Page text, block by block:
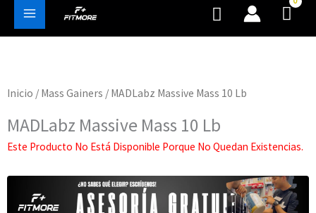
Main
Buscar
Inicio / Mass Gainers / MADLabz Massive Mass 10 Lb
MADLabz Massive Mass 10 Lb
Este Producto No Está Disponible Porque No Quedan Existencias.